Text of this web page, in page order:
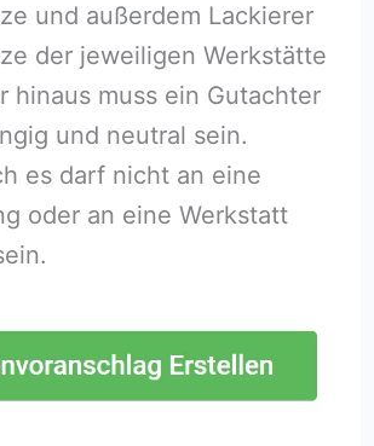
und außerdem Lackierer
der jeweiligen Werkstätte
hinaus muss ein Gutachter
und neutral sein.
es darf nicht an eine
oder an eine Werkstatt